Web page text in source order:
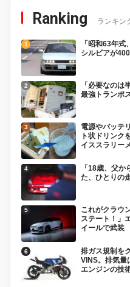
Ranking ランキン
「昭和63年
シルビアが
「必要なのは
最強トランポ
電源やバッテ
ト状ドリンク
イススラリー
「18歳、父
た、ひとりの
これがクラウ
ステート！」
イールで武装
排ガス規制を
VINS。排気量
エンジンの技